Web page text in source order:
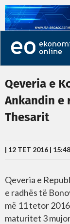
Qeveria e
Ankandin e
Thesarit
| 12 TET 2016 |
Qeveria e
e radhës të
më 11 tetor
maturitet 3